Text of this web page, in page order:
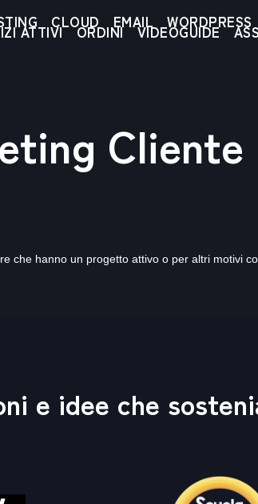
CLOUD EMAIL WORDPRESS
ATTIVI ORDINI VIDEOGUIDE
Cliente
che hanno un progetto attivo o per altri motivi
e idee che